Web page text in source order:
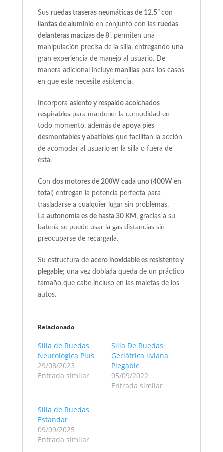
Sus ruedas traseras neumáticas de 12.5” con
llantas de aluminio en conjunto con las ruedas
delanteras macizas de 8”, permiten una
manipulación precisa de la silla, entregando una
gran experiencia de manejo al usuario. De
manera adicional incluye manillas para los casos
en que este necesite asistencia.
Incorpora asiento y respaldo acolchados
respirablespara mantener la comodidad en
todo momento, además de apoya pies
desmontables y abatibles que facilitan la acción
de acomodar al usuario en la silla o fuera de
esta.
Con dos motores de 200W cada uno (400W en
total) entregan la potencia perfecta para
trasladarse a cualquier lugar sin problemas.
La autonomía es de hasta 30 KM , gracias a su
batería se puede usar largas distancias sin
preocuparse de recargarla.
Su estructura de acero inoxidable es resistente y
plegable; una vez doblada queda de un práctico
tamaño que cabe incluso en las maletas de los
autos.
Relacionado
Silla de Ruedas
Neurológica Plus
29/08/2023
Entrada similar
Silla De Ruedas
Geriátrica liviana
Plegable
05/09/2022
Entrada similar
Silla de Ruedas
Estandar
09/09/2025
Entrada similar